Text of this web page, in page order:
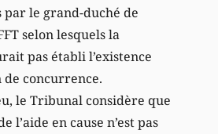
par le grand-duché de
selon lesquels la
pas établi l’existence
concurrence.
le Tribunal considère que
l’aide en cause n’est pas